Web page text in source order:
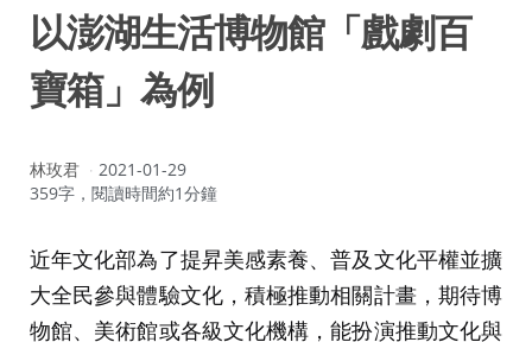
以澎湖生活博物館「戲劇百
寶箱」為例
作
者：
林玫君
2021-01-29
359字，閱讀時間約1分鐘
近年文化部為了提昇美感素養、普及文化平權並擴
大全民參與體驗文化，積極推動相關計畫，期待博
物館、美術館或各級文化機構，能扮演推動文化與